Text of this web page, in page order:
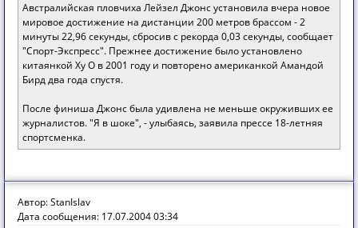
Австралийская пловчиха Лейзел Джонс установила вчера новое
мировое достижение на дистанции 200 метров брассом - 2
минуты 22,96 секунды, сбросив с рекорда 0,03 секунды, сообщает
"Спорт-Экспресс". Прежнее достижение было установлено
китаянкой Ху О в 2001 году и повторено американкой Амандой
Бирд два года спустя.
После финиша Джонс была удивлена не меньше окруживших ее
журналистов. "Я в шоке", - улыбаясь, заявила прессе 18-летняя
спортсменка.
Автор: StanIslav
Дата сообщения: 17.07.2004 03:34